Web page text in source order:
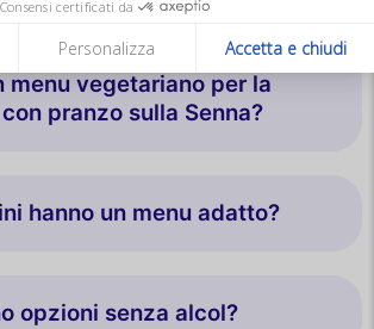
Consensi certificati da
Personalizza Accetta e chiudi
menu vegetariano per la
pranzo sulla Senna?
hanno un menu adatto?
opzioni senza alcol?